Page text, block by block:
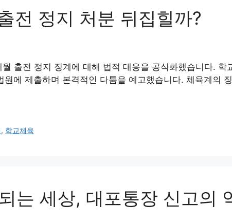
전 정지 처분 뒤집힐까?
출전 정지 징계에 대해 법적 대응을 공식화했습니다. 학
에 제출하며 본격적인 다툼을 예고했습니다. 체육계의
, 학교체육
는 세상, 대포통장 신고의